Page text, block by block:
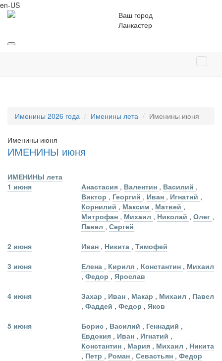
en-US
Ваш город
Ланкастер
Именины 2026 года Именины лета Именины июня
Именины июня
ИМЕНИНЫ июня
ИМЕНИНЫ лета
1 июня
Анастасия , Валентин , Василий ,
Виктор , Георгий , Иван , Игнатий ,
Корнилий , Максим , Матвей ,
Митрофан , Михаил , Николай , Олег ,
Павел , Сергей
2 июня
Иван , Никита , Тимофей
3 июня
Елена , Кирилл , Константин , Михаил
, Федор , Ярослав
4 июня
Захар , Иван , Макар , Михаил , Павел
, Фаддей , Федор , Яков
5 июня
Борис , Василий , Геннадий ,
Евдокия , Иван , Игнатий ,
Константин , Мария , Михаил , Никита
, Петр , Роман , Севастьян , Федор